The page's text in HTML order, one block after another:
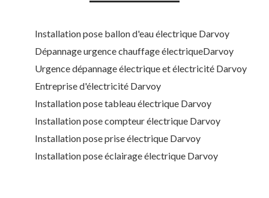
Installation pose ballon d'eau électrique Darvoy
Dépannage urgence chauffage électriqueDarvoy
Urgence dépannage électrique et électricité Darvoy
Entreprise d'électricité Darvoy
Installation pose tableau électrique Darvoy
Installation pose compteur électrique Darvoy
Installation pose prise électrique Darvoy
Installation pose éclairage électrique Darvoy